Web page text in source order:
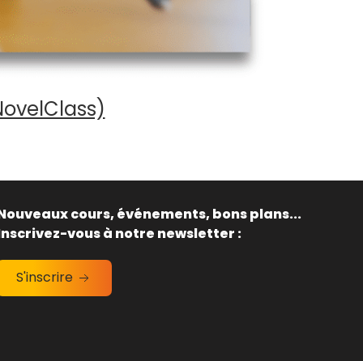
cours, événements, bons plans...
vous à notre newsletter :
S'inscrire